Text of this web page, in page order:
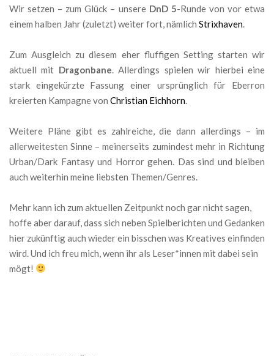
Wir setzen – zum Glück – unsere DnD 5-Runde von vor etwa
einem halben Jahr (zuletzt) weiter fort, nämlich Strixhaven
Zum Ausgleich zu diesem eher fluffigen Setting starten wir
aktuell mit Dragonbane . Allerdings spielen wir hierbei eine
stark eingekürzte Fassung einer ursprünglich für Eberron
kreierten Kampagne von Christian Eichhorn
Weitere Pläne gibt es zahlreiche, die dann allerdings – im
allerweitesten Sinne – meinerseits zumindest mehr in Richtung
Urban/Dark Fantasy und Horror gehen. Das sind und bleiben
auch weiterhin meine liebsten Themen/Genres.
Mehr kann ich zum aktuellen Zeitpunkt noch gar nicht sagen,
hoffe aber darauf, dass sich neben Spielberichten und Gedanken
hier zukünftig auch wieder ein bisschen was Kreatives einfinden
wird. Und ich freu mich, wenn ihr als Leser*innen mit dabei sein
mögt!